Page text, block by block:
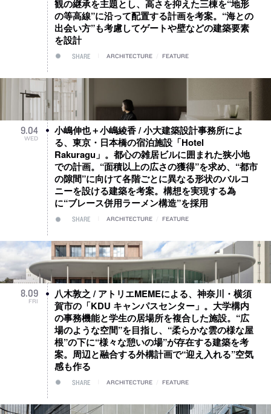
観の継承を主題とし、高さを抑えた三棟を“地形
の等高線”に沿って配置する計画を考案。“海との
出会い方”も考慮してゲートや壁などの建築要素
を設計
SHARE ARCHITECTURE FEATURE
9.04
WED
小嶋伸也＋小嶋綾香 / 小大建築設計事務所によ
る、東京・日本橋の宿泊施設「Hotel
Rakuragu」。都心の雑居ビルに囲まれた狭小地
での計画。“面積以上の広さの獲得”を求め、“都市
の隙間”に向けて各階ごとに異なる形状のバルコ
ニーを設ける建築を考案。構想を実現する為
に“ブレース併用ラーメン構造”を採用
SHARE ARCHITECTURE FEATURE
8.09
FRI
八木敦之 / アトリエMEMEによる、神奈川・横須
賀市の「KDU キャンパスセンター」。大学構内
の事務機能と学生の居場所を複合した施設。“広
場のような空間”を目指し、“柔らかな雲の様な屋
根”の下に“様々な憩いの場”が存在する建築を考
案。周辺と融合する外構計画で“迎え入れる”空気
感も作る
SHARE ARCHITECTURE FEATURE